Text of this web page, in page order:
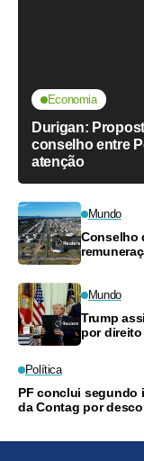
Economia
Durigan:
conselho entre
atenção
Mundo
Conselho
Mundo
Trump
por
Política
PF conclui segundo
da Contag por